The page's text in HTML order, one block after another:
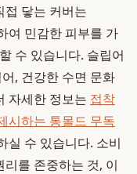
접 닿는 커버는
여 민감한 피부를 가
수 있습니다. 슬립어
, 건강한 수면 문화
자세한 정보는 접착
시하는 통몰드 무독
실 수 있습니다. 소비
를 존중하는 것, 이